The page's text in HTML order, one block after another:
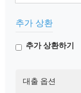
추가 상환
추가 상환하기
대출 옵션